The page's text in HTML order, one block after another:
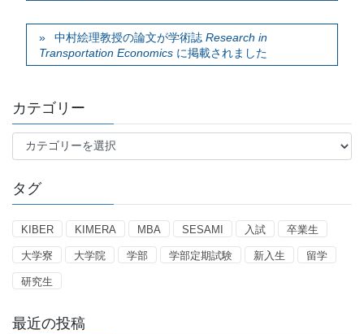
中村絵理教授の論文が学術誌Research in
Transportation Economics に掲載されました
カテゴリー
テ
リ
ー
タグ
KIBER KIMERA MBA SESAMI 入試 卒業生
大学寮 大学院 学部 学部定期試験 新入生 留学
研究生
最近の投稿